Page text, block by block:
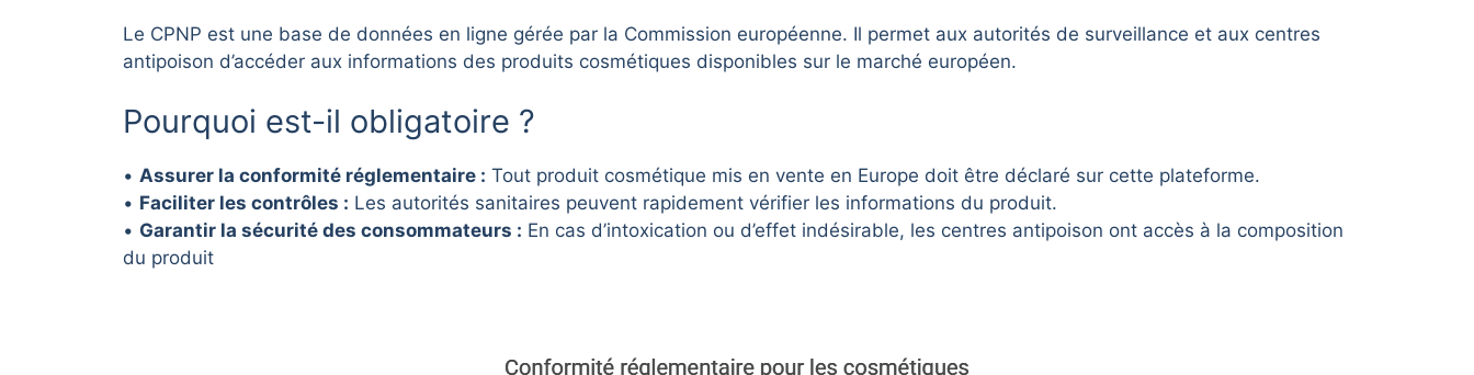
Le CPNP est une base de données en ligne gérée par la Commission européenne. Il permet aux autorités de surveillance et aux centres
antipoison d’accéder aux informations des produits cosmétiques disponibles sur le marché européen.
Pourquoi est-il obligatoire ?
• Assurer la conformité réglementaire : Tout produit cosmétique mis en vente en Europe doit être déclaré sur cette plateforme.
• Faciliter les contrôles : Les autorités sanitaires peuvent rapidement vérifier les informations du produit.
• Garantir la sécurité des consommateurs : En cas d’intoxication ou d’effet indésirable, les centres antipoison ont accès à la composition
du produit